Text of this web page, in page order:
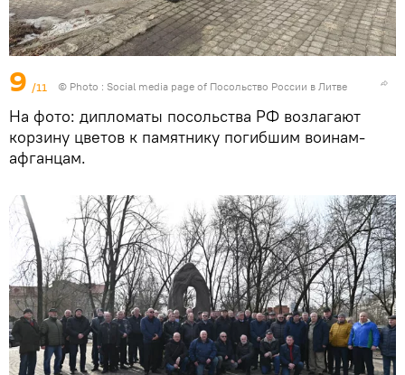
9 /11 © Photo : Social media page of Посольство России в Литве
На фото: дипломаты посольства РФ возлагают
корзину цветов к памятнику погибшим воинам-
афганцам.